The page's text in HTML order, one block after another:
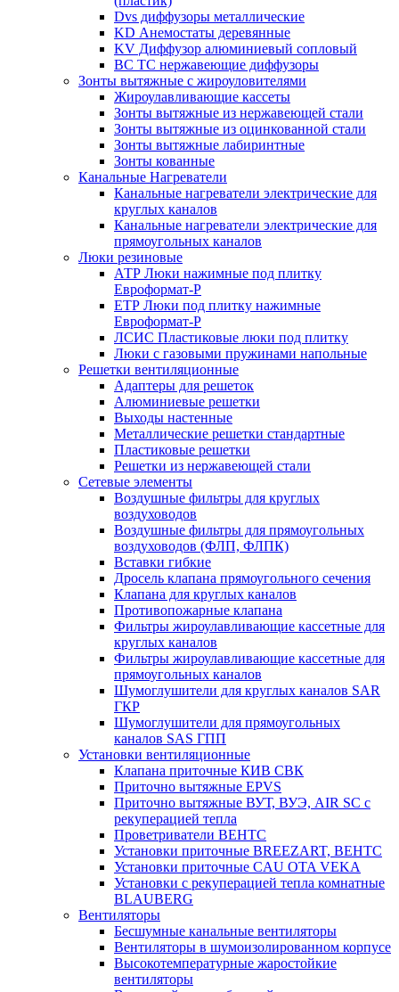
Dvs диффузоры металлические
KD Анемостаты деревянные
KV Диффузор алюминиевый сопловый
ВС ТС нержавеющие диффузоры
Зонты вытяжные с жироуловителями
Жироулавливающие кассеты
Зонты вытяжные из нержавеющей стали
Зонты вытяжные из оцинкованной стали
Зонты вытяжные лабиринтные
Зонты кованные
Канальные Нагреватели
Канальные нагреватели электрические для
круглых каналов
Канальные нагреватели электрические для
прямоугольных каналов
Люки резиновые
АТР Люки нажимные под плитку
Евроформат-Р
ЕТР Люки под плитку нажимные
Евроформат-Р
ЛСИС Пластиковые люки под плитку
Люки с газовыми пружинами напольные
Решетки вентиляционные
Адаптеры для решеток
Алюминиевые решетки
Выходы настенные
Металлические решетки стандартные
Пластиковые решетки
Решетки из нержавеющей стали
Сетевые элементы
Воздушные фильтры для круглых
воздуховодов
Воздушные фильтры для прямоугольных
воздуховодов (ФЛП, ФЛПК)
Вставки гибкие
Дросель клапана прямоугольного сечения
Клапана для круглых каналов
Противопожарные клапана
Фильтры жироулавливающие кассетные для
круглых каналов
Фильтры жироулавливающие кассетные для
прямоугольных каналов
Шумоглушители для круглых каналов SAR
ГКР
Шумоглушители для прямоугольных
каналов SAS ГПП
Установки вентиляционные
Клапана приточные КИВ СВК
Приточно вытяжные EPVS
Приточно вытяжные ВУТ, ВУЭ, AIR SC с
рекуперацией тепла
Проветриватели ВЕНТС
Установки приточные BREEZART, ВЕНТС
Установки приточные CAU OTA VEKA
Установки с рекуперацией тепла комнатные
BLAUBERG
Вентиляторы
Бесшумные канальные вентиляторы
Вентиляторы в шумоизолированном корпусе
Высокотемпературные жаростойкие
вентиляторы